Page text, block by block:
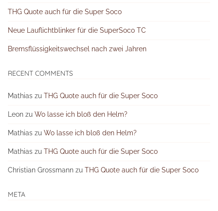
THG Quote auch für die Super Soco
Neue Lauflichtblinker für die SuperSoco TC
Bremsflüssigkeitswechsel nach zwei Jahren
RECENT COMMENTS
Mathias zu THG Quote auch für die Super Soco
Leon zu Wo lasse ich bloß den Helm?
Mathias zu Wo lasse ich bloß den Helm?
Mathias zu THG Quote auch für die Super Soco
Christian Grossmann zu THG Quote auch für die Super Soco
META